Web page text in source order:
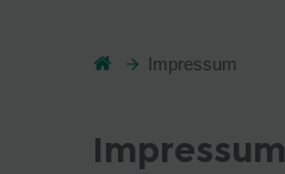
Impressum
Impressum